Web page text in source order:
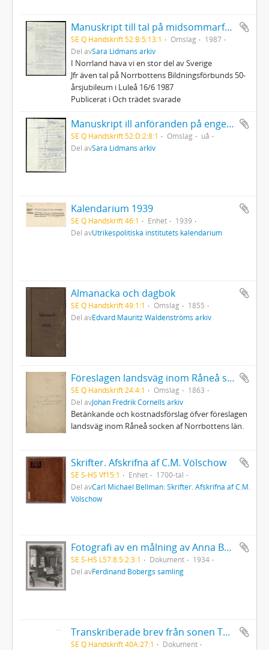
Manuskript till tal på midsommarfesten i Burträsk
SE Q Handskrift 52:B:5:13:1 Omslag
1987
Del avSara Lidmans arkiv
I Norrland hava vi en stor del av Sverige
Jfr även tal på Norrbottens Bildningsförbunds 50-
årsjubileum i Luleå 16/6 1987
Publicerat i Och trädet svarade
Manuskript ill anföranden på engelska
SE Q Handskrift 52:D:2:8:1 Omslag
uå
Del avSara Lidmans arkiv
Kalendarium 1939
SE Q Handskrift 46:1 Enhet
1939
Del avUtrikespolitiska institutets kalendarium
Almanacka och dagbok
SE Q Handskrift 49:1:1 Omslag
1855
Del avEdvard Mauritz Waldenströms arkiv
Föreslagen landsväg inom Råneå socken
SE Q Handskrift 24:4:1 Omslag
1863
Del avJohan Fredrik Cornells arkiv
Betänkande och kostnadsförslag öfver föreslagen
landsväg inom Råneå socken af Norrbottens län.
Skrifter. Afskrifna af C.M. Völschow
SE S-HS Vf15:1 Enhet
1700-tal
Del avCarl Michael Bellman: Skrifter. Afskrifna af C.M.
Völschow
Fotografi av en målning av Anna Boberg från 1934 föreställande en interiör från en stuga i Solvaer, Lofoten
SE S-HS L57:8:5:2:3:1 Dokument
1934
Del avFerdinand Bobergs samling
Transkriberade brev från sonen Theodor
SE Q Handskrift 40A:27:1 Dokument